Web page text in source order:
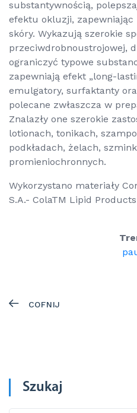
substantywnością,
efektu okluzji,
skóry. Wykazują szerokie
przeciwdrobnoustrojowej,
ograniczyć typowe
zapewniają efekt „long-
emulgatory, surfaktanty
polecane zwłaszcza w
Znalazły one szerokie
lotionach, tonikach,
podkładach, żelach,
promieniochronnych.
Wykorzystano materiały
S.A.- ColaTM Lipid Products
COFNIJ
Szukaj